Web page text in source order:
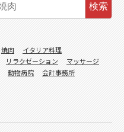
検索
焼肉
イタリア料理
リラクゼーション
マッサージ
動物病院
会計事務所